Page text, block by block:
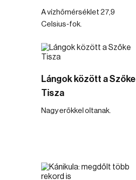
A vízhőmérséklet 27,9
Celsius-fok.
Lángok között a Szőke
Tisza
Nagy erőkkel oltanak.